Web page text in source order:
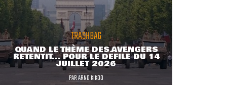
TRASHBAG
QUAND LE THÈME DES AVENGERS
RETENTIT... POUR LE DÉFILÉ DU 14
JUILLET 2026
PARARNO KIKOO